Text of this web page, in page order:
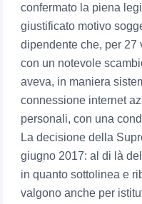
confermato la piena
giustificato motivo
dipendente che, per 27
con un notevole
aveva, in maniera
connessione internet
personali, con una
La decisione della
giugno 2017: al di là
in quanto sottolinea e
valgono anche per